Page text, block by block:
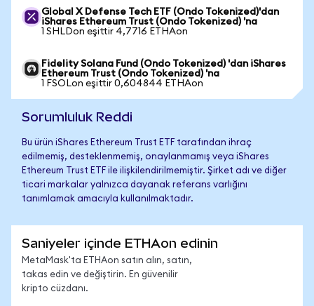
Global X Defense Tech ETF (Ondo Tokenized)'dan
iShares Ethereum Trust (Ondo Tokenized) 'na
1 SHLDon eşittir 4,7716 ETHAon
Fidelity Solana Fund (Ondo Tokenized) 'dan iShares
Ethereum Trust (Ondo Tokenized) 'na
1 FSOLon eşittir 0,604844 ETHAon
Sorumluluk Reddi
Bu ürün iShares Ethereum Trust ETF tarafından ihraç
edilmemiş, desteklenmemiş, onaylanmamış veya iShares
Ethereum Trust ETF ile ilişkilendirilmemiştir. Şirket adı ve diğer
ticari markalar yalnızca dayanak referans varlığını
tanımlamak amacıyla kullanılmaktadır.
Saniyeler içinde ETHAon edinin
MetaMask'ta ETHAon satın alın, satın,
takas edin ve değiştirin. En güvenilir
kripto cüzdanı.